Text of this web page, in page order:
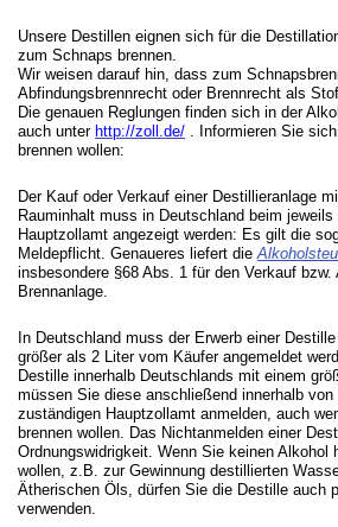
Unsere Destillen eignen sich für die
zum Schnaps brennen.
Wir weisen darauf hin, dass zum
Abfindungsbrennrecht oder Brennrecht als
Die genauen Reglungen finden sich in der
auch unterhttp://zoll.de/ . Informieren Sie
brennen wollen:
Der Kauf oder Verkauf einer Destillieranlage
Rauminhalt muss in Deutschland beim
Hauptzollamt angezeigt werden: Es gilt die
Meldepflicht. Genaueres liefert die
insbesondere §68 Abs. 1 für den Verkauf
Brennanlage.
In Deutschland muss der Erwerb einer
größer als 2 Liter vom Käufer angemeldet
Destille innerhalb Deutschlands mit einem
müssen Sie diese anschließend innerhalb von
zuständigen Hauptzollamt anmelden, auch
brennen wollen. Das Nichtanmelden einer
Ordnungswidrigkeit. Wenn Sie keinen Alkohol
wollen, z.B. zur Gewinnung destillierten
Ätherischen Öls, dürfen Sie die Destille auch
verwenden.